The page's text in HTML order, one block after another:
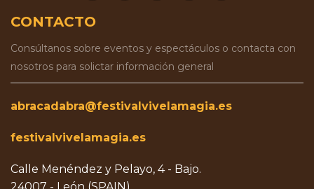
CONTACTO
Consúltanos sobre eventos y espectáculos o contacta con
nosotros para solictar información general
abracadabra@festivalvivelamagia.es
festivalvivelamagia.es
Calle Menéndez y Pelayo, 4 - Bajo.
24007 - León (SPAIN)